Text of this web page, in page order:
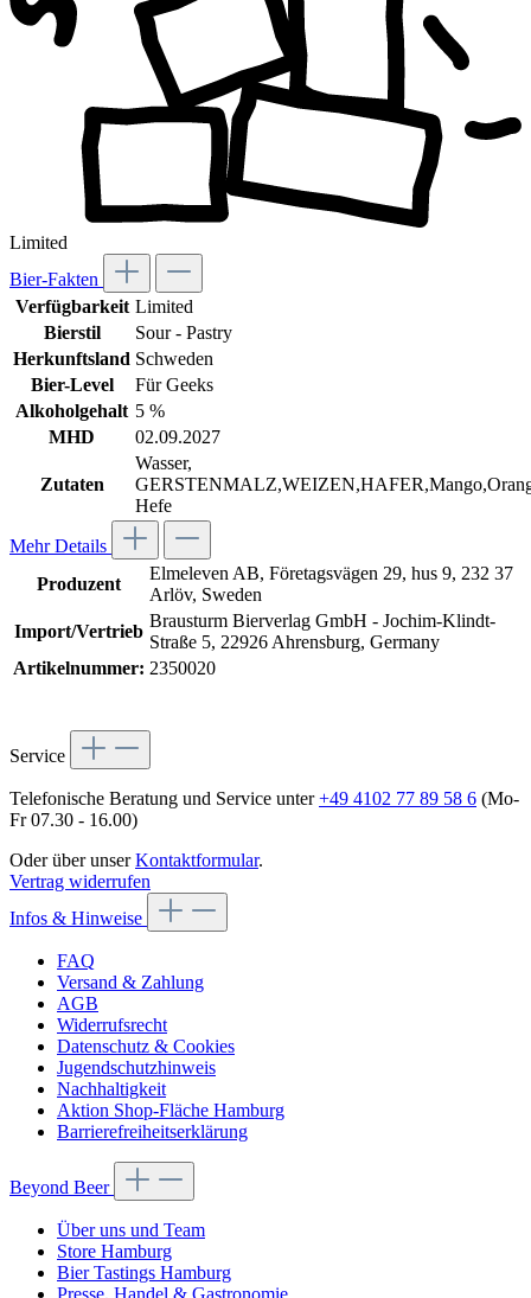
Limited
Bier-Fakten
Verfügbarkeit Limited
Bierstil
Sour - Pastry
Herkunftsland Schweden
Bier-Level
Für Geeks
Alkoholgehalt 5 %
MHD
02.09.2027
Zutaten
Wasser,
Hefe
Mehr Details
Produzent
Elmeleven AB, Företagsvägen 29, hus 9, 232 37
Arlöv, Sweden
Import/Vertrieb
Brausturm Bierverlag GmbH - Jochim-Klindt-
Straße 5, 22926 Ahrensburg, Germany
Artikelnummer: 2350020
Service
Telefonische Beratung und Service unter+49 4102 77 89 58 6 (Mo-
Fr 07.30 - 16.00)
Oder über unserKontaktformular.
Vertrag widerrufen
Infos & Hinweise
FAQ
Versand & Zahlung
AGB
Widerrufsrecht
Datenschutz & Cookies
Jugendschutzhinweis
Nachhaltigkeit
Aktion Shop-Fläche Hamburg
Barrierefreiheitserklärung
Beyond Beer
Über uns und Team
Store Hamburg
Bier Tastings Hamburg